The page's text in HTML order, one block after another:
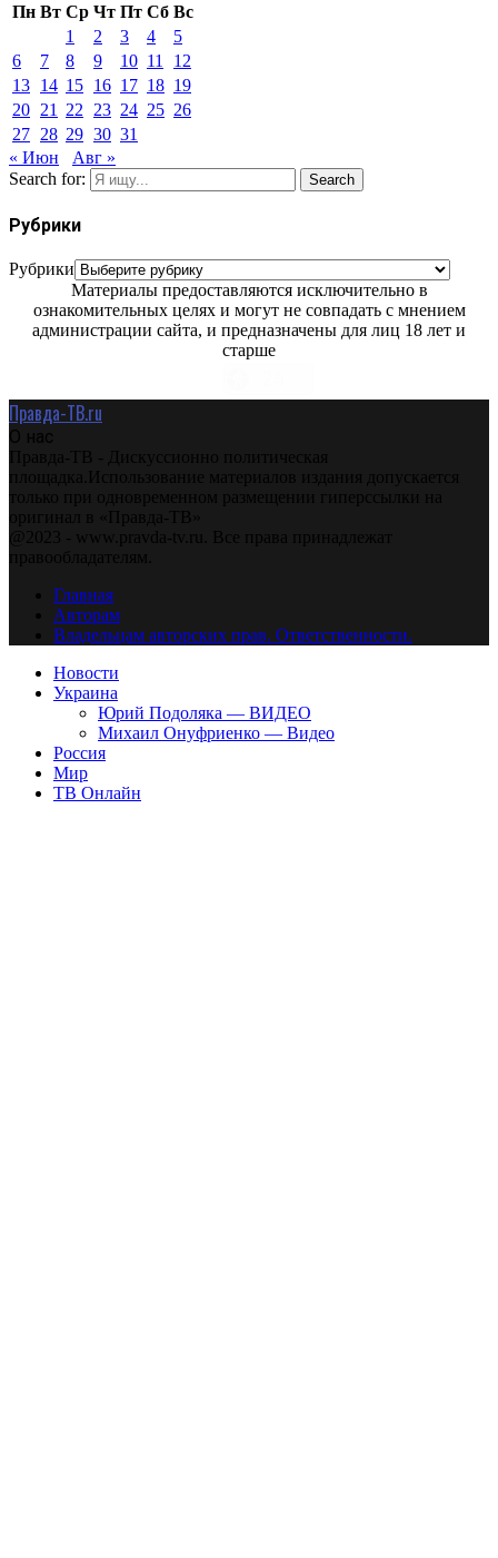
Пн Вт Ср Чт Пт Сб Вс
1
2 3 4
5
6
7 8 9 10 11
12
13 14 15 16 17 18 19
20 21 22 23 24 25 26
27 28 29 30 31
« Июн
Авг »
Search for:
Search
Рубрики
Рубрики
Материалы предоставляются исключительно в
ознакомительных целях и могут не совпадать с мнением
администрации сайта, и предназначены для лиц 18 лет и
старше
Правда-ТВ.ru
О нас
Правда-ТВ - Дискуссионно политическая
площадка.Использование материалов издания допускается
только при одновременном размещении гиперссылки на
оригинал в «Правда-ТВ»
@2023 - www.pravda-tv.ru. Все права принадлежат
правообладателям.
Главная
Авторам
Владельцам авторских прав. Ответственности.
Новости
Украина
Юрий Подоляка — ВИДЕО
Михаил Онуфриенко — Видео
Россия
Мир
ТВ Онлайн